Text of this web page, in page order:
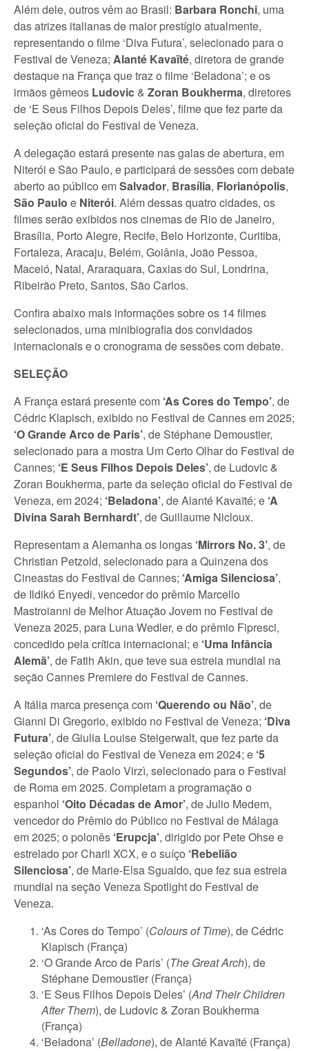
Além dele, outros vêm ao Brasil: Barbara Ronchi, uma
das atrizes italianas de maior prestígio atualmente,
representando o filme ‘Diva Futura’, selecionado para o
Festival de Veneza; Alanté Kavaïté, diretora de grande
destaque na França que traz o filme ‘Beladona’; e os
irmãos gêmeos Ludovic & Zoran Boukherma, diretores
de ‘E Seus Filhos Depois Deles’, filme que fez parte da
seleção oficial do Festival de Veneza.
A delegação estará presente nas galas de abertura, em
Niterói e São Paulo, e participará de sessões com debate
aberto ao público emSalvador, Brasília, Florianópolis,
São Paulo e Niterói. Além dessas quatro cidades, os
filmes serão exibidos nos cinemas de Rio de Janeiro,
Brasília, Porto Alegre, Recife, Belo Horizonte, Curitiba,
Fortaleza, Aracaju, Belém, Goiânia, João Pessoa,
Maceió, Natal, Araraquara, Caxias do Sul, Londrina,
Ribeirão Preto, Santos, São Carlos.
Confira abaixo mais informações sobre os 14 filmes
selecionados, uma minibiografia dos convidados
internacionais e o cronograma de sessões com debate.
SELEÇÃO
A França estará presente com ‘As Cores do Tempo’, de
Cédric Klapisch, exibido no Festival de Cannes em 2025;
‘O Grande Arco de Paris’, de Stéphane Demoustier,
selecionado para a mostra Um Certo Olhar do Festival de
Cannes; ‘E Seus Filhos Depois Deles’, de Ludovic &
Zoran Boukherma, parte da seleção oficial do Festival de
Veneza, em 2024; ‘Beladona’, de Alanté Kavaïté; e ‘A
Divina Sarah Bernhardt’, de Guillaume Nicloux.
Representam a Alemanha os longas ‘Mirrors No. 3’, de
Christian Petzold, selecionado para a Quinzena dos
Cineastas do Festival de Cannes; ‘Amiga Silenciosa’,
de Ildikó Enyedi, vencedor do prêmio Marcello
Mastroianni de Melhor Atuação Jovem no Festival de
Veneza 2025, para Luna Wedler, e do prêmio Fipresci,
concedido pela crítica internacional; e ‘Uma Infância
Alemã’, de Fatih Akin, que teve sua estreia mundial na
seção Cannes Premiere do Festival de Cannes.
A Itália marca presença com ‘Querendo ou Não’, de
Gianni Di Gregorio, exibido no Festival de Veneza; ‘Diva
Futura’, de Giulia Louise Steigerwalt, que fez parte da
seleção oficial do Festival de Veneza em 2024; e ‘5
Segundos’, de Paolo Virzì, selecionado para o Festival
de Roma em 2025. Completam a programação o
espanhol ‘Oito Décadas de Amor’, de Julio Medem,
vencedor do Prêmio do Público no Festival de Málaga
em 2025; o polonês ‘Erupcja’, dirigido por Pete Ohse e
estrelado por Charli XCX, e o suíço ‘Rebelião
Silenciosa’, de Marie-Elsa Sgualdo, que fez sua estreia
mundial na seção Veneza Spotlight do Festival de
Veneza.
‘As Cores do Tempo’ (Colours of Time), de Cédric
Klapisch (França)
‘O Grande Arco de Paris’ (The Great Arch), de
Stéphane Demoustier (França)
‘E Seus Filhos Depois Deles’ (And Their Children
After Them), de Ludovic & Zoran Boukherma
(França)
‘Beladona’ (Belladone), de Alanté Kavaïté (França)